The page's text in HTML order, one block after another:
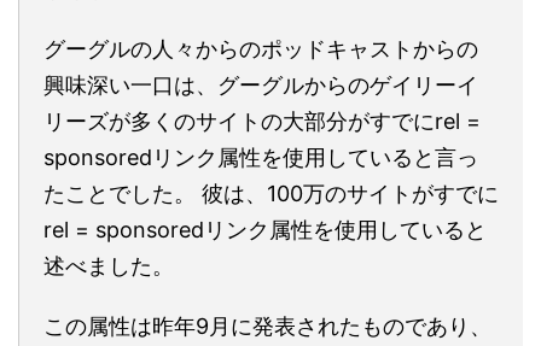
グーグルの人々からのポッドキャストからの
興味深い一口は、グーグルからのゲイリーイ
リーズが多くのサイトの大部分がすでにrel =
sponsoredリンク属性を使用していると言っ
たことでした。 彼は、100万のサイトがすでに
rel = sponsoredリンク属性を使用していると
述べました。
この属性は昨年9月に発表されたものであり、